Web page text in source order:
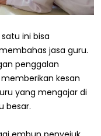
ini bisa
jasa guru.
penggalan
kesan
yang mengajar di
besar.